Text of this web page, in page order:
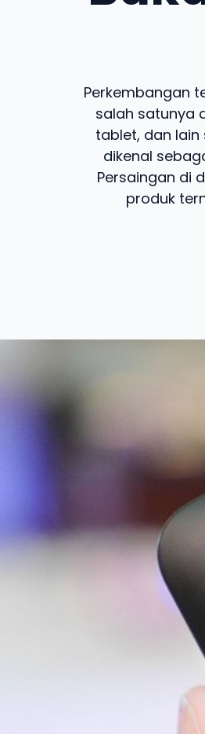
Perkembangan
salah satunya
tablet, dan lain
dikenal
Persaingan di
produk